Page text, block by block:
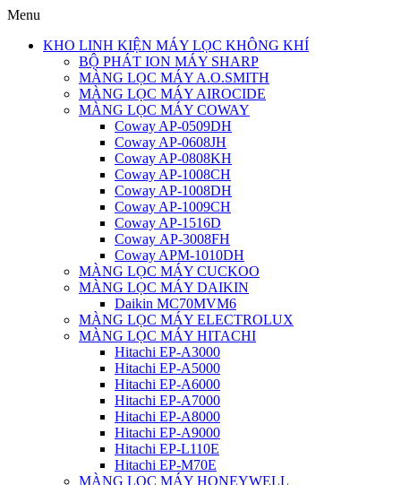
Menu
KHO LINH KIỆN MÁY LỌC KHÔNG KHÍ
BỘ PHÁT ION MÁY SHARP
MÀNG LỌC MÁY A.O.SMITH
MÀNG LỌC MÁY AIROCIDE
MÀNG LỌC MÁY COWAY
Coway AP-0509DH
Coway AP-0608JH
Coway AP-0808KH
Coway AP-1008CH
Coway AP-1008DH
Coway AP-1009CH
Coway AP-1516D
Coway AP-3008FH
Coway APM-1010DH
MÀNG LỌC MÁY CUCKOO
MÀNG LỌC MÁY DAIKIN
Daikin MC70MVM6
MÀNG LỌC MÁY ELECTROLUX
MÀNG LỌC MÁY HITACHI
Hitachi EP-A3000
Hitachi EP-A5000
Hitachi EP-A6000
Hitachi EP-A7000
Hitachi EP-A8000
Hitachi EP-A9000
Hitachi EP-L110E
Hitachi EP-M70E
MÀNG LỌC MÁY HONEYWELL